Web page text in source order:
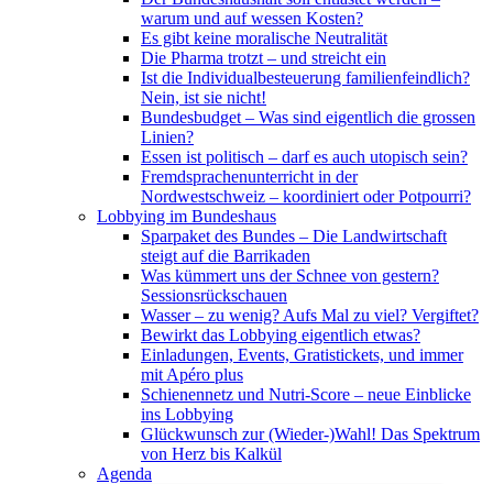
warum und auf wessen Kosten?
Es gibt keine moralische Neutralität
Die Pharma trotzt – und streicht ein
Ist die Individualbesteuerung familienfeindlich?
Nein, ist sie nicht!
Bundesbudget – Was sind eigentlich die grossen
Linien?
Essen ist politisch – darf es auch utopisch sein?
Fremdsprachenunterricht in der
Nordwestschweiz – koordiniert oder Potpourri?
Lobbying im Bundeshaus
Sparpaket des Bundes – Die Landwirtschaft
steigt auf die Barrikaden
Was kümmert uns der Schnee von gestern?
Sessionsrückschauen
Wasser – zu wenig? Aufs Mal zu viel? Vergiftet?
Bewirkt das Lobbying eigentlich etwas?
Einladungen, Events, Gratistickets, und immer
mit Apéro plus
Schienennetz und Nutri-Score – neue Einblicke
ins Lobbying
Glückwunsch zur (Wieder-)Wahl! Das Spektrum
von Herz bis Kalkül
Agenda